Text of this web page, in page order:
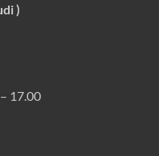
)
17.00